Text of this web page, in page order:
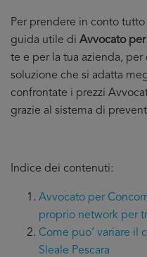
Per prendere in conto
guida utile di Avvocato per
te e per la tua azienda,
soluzione che si adatta
confrontate i prezzi
grazie al sistema di
Indice dei contenuti:
Avvocato per
proprio network per
Come puo’ variare il
Sleale Pescara